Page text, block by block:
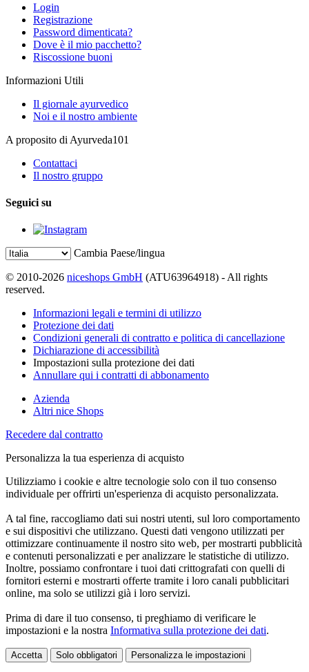
Login
Registrazione
Password dimenticata?
Dove è il mio pacchetto?
Riscossione buoni
Informazioni Utili
Il giornale ayurvedico
Noi e il nostro ambiente
A proposito di Ayurveda101
Contattaci
Il nostro gruppo
Seguici su
Cambia Paese/lingua
© 2010-2026 niceshops GmbH (ATU63964918) - All rights
reserved.
Informazioni legali e termini di utilizzo
Protezione dei dati
Condizioni generali di contratto e politica di cancellazione
Dichiarazione di accessibilità
Impostazioni sulla protezione dei dati
Annullare qui i contratti di abbonamento
Azienda
Altri nice Shops
Recedere dal contratto
Personalizza la tua esperienza di acquisto
Utilizziamo i cookie e altre tecnologie solo con il tuo consenso
individuale per offrirti un'esperienza di acquisto personalizzata.
A tal fine, raccogliamo dati sui nostri utenti, sul loro comportamento
e sui dispositivi che utilizzano. Questi dati vengono utilizzati per
ottimizzare continuamente il nostro sito web, per mostrarti pubblicità
e contenuti personalizzati e per analizzare le statistiche di utilizzo.
Inoltre, possiamo confrontare i tuoi dati crittografati con quelli di
fornitori esterni e mostrarti offerte tramite i loro canali pubblicitari
online, ma solo se utilizzi già i loro servizi.
Prima di dare il tuo consenso, ti preghiamo di verificare le
impostazioni e la nostra Informativa sulla protezione dei dati.
Accetta Solo obbligatori Personalizza le impostazioni